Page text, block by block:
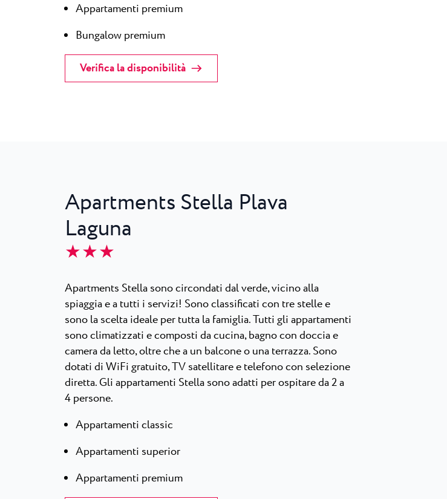
Appartamenti premium
Bungalow premium
Verifica la disponibilità
Apartments Stella Plava
Laguna
★ ★ ★
Apartments Stella sono circondati dal verde, vicino alla
spiaggia e a tutti i servizi! Sono classificati con tre stelle e
sono la scelta ideale per tutta la famiglia. Tutti gli appartamenti
sono climatizzati e composti da cucina, bagno con doccia e
camera da letto, oltre che a un balcone o una terrazza. Sono
dotati di WiFi gratuito, TV satellitare e telefono con selezione
diretta. Gli appartamenti Stella sono adatti per ospitare da 2 a
4 persone.
Appartamenti classic
Appartamenti superior
Appartamenti premium